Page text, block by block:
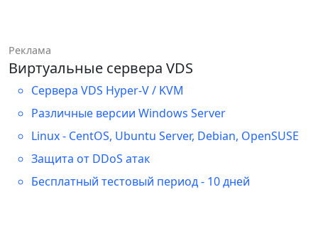
Реклама
Виртуальные сервера VDS
Сервера VDS Hyper-V / KVM
Различные версии Windows Server
Linux - CentOS, Ubuntu Server, Debian, OpenSUSE
Защита от DDoS атак
Бесплатный тестовый период - 10 дней